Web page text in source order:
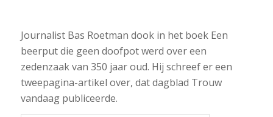
Journalist Bas Roetman dook in het boek Een
beerput die geen doofpot werd over een
zedenzaak van 350 jaar oud. Hij schreef er een
tweepagina-artikel over, dat dagblad Trouw
vandaag publiceerde.